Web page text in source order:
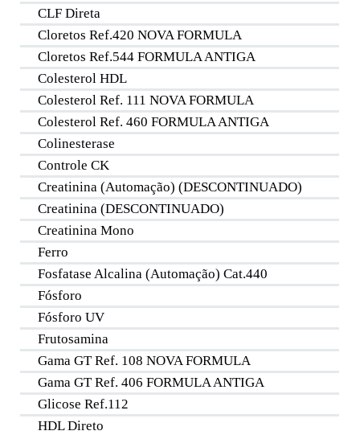
CLF Direta
Cloretos Ref.420 NOVA FORMULA
Cloretos Ref.544 FORMULA ANTIGA
Colesterol HDL
Colesterol Ref. 111 NOVA FORMULA
Colesterol Ref. 460 FORMULA ANTIGA
Colinesterase
Controle CK
Creatinina (Automação) (DESCONTINUADO)
Creatinina (DESCONTINUADO)
Creatinina Mono
Ferro
Fosfatase Alcalina (Automação) Cat.440
Fósforo
Fósforo UV
Frutosamina
Gama GT Ref. 108 NOVA FORMULA
Gama GT Ref. 406 FORMULA ANTIGA
Glicose Ref.112
HDL Direto